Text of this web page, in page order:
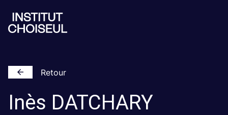
Retour
Inès DATCHARY